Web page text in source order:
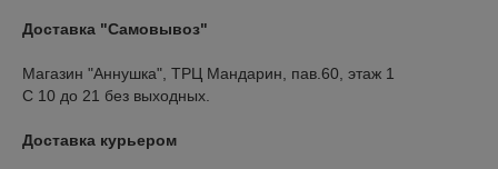
Доставка "Самовывоз"
Магазин "Аннушка", ТРЦ Мандарин, пав.60, этаж 1
С 10 до 21 без выходных.
Доставка курьером